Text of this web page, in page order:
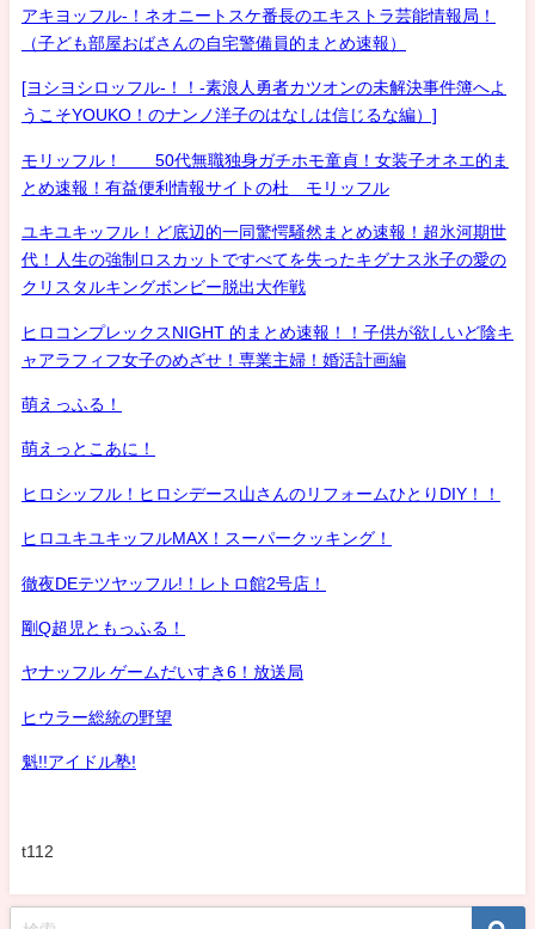
アキヨッフル-！ネオニートスケ番長のエキストラ芸能情報局！
（子ども部屋おばさんの自宅警備員的まとめ速報）
[ヨシヨシロッフル-！！-素浪人勇者カツオンの未解決事件簿へよ
うこそYOUKO！のナンノ洋子のはなしは信じるな編）]
モリッフル！ 50代無職独身ガチホモ童貞！女装子オネエ的ま
とめ速報！有益便利情報サイトの杜 モリッフル
ユキユキッフル！ど底辺的一同驚愕騒然まとめ速報！超氷河期世
代！人生の強制ロスカットですべてを失ったキグナス氷子の愛の
クリスタルキングボンビー脱出大作戦
ヒロコンプレックスNIGHT 的まとめ速報！！子供が欲しいど陰キ
ャアラフィフ女子のめざせ！専業主婦！婚活計画編
萌えっふる！
萌えっとこあに！
ヒロシッフル！ヒロシデース山さんのリフォームひとりDIY！！
ヒロユキユキッフルMAX！スーパークッキング！
徹夜DEテツヤッフル!！レトロ館2号店！
剛Q超児ともっふる！
ヤナッフル ゲームだいすき6！放送局
ヒウラー総統の野望
魁!!アイドル塾!
t112